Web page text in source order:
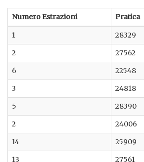
Numero Estrazioni Pratica
1 28329
2
27562
6
22548
3
24818
5
28390
2
24006
14
25909
13
27561